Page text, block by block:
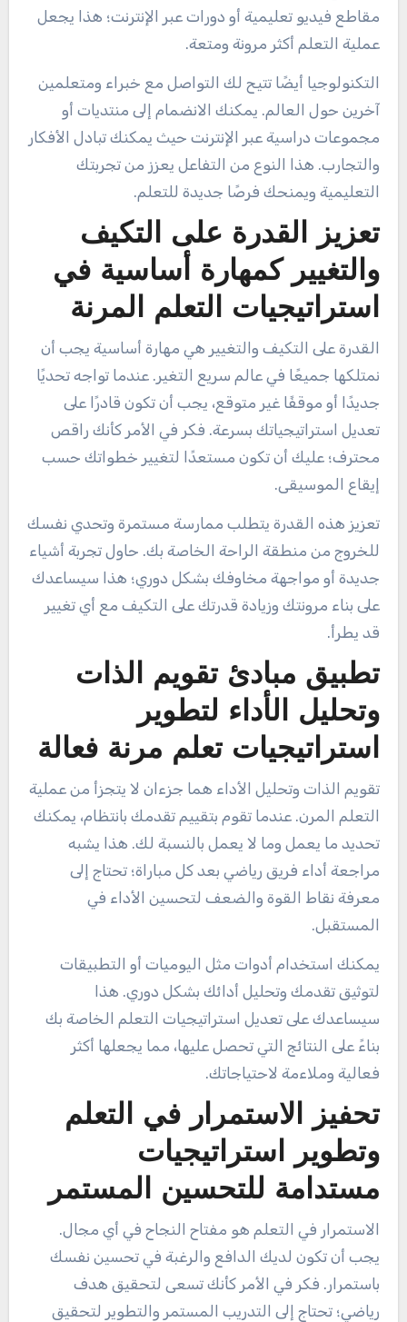
مقاطع فيديو تعليمية أو دورات عبر الإنترنت؛ هذا يجعل
عملية التعلم أكثر مرونة ومتعة.
التكنولوجيا أيضًا تتيح لك التواصل مع خبراء ومتعلمين
آخرين حول العالم. يمكنك الانضمام إلى منتديات أو
مجموعات دراسية عبر الإنترنت حيث يمكنك تبادل الأفكار
والتجارب. هذا النوع من التفاعل يعزز من تجربتك
التعليمية ويمنحك فرصًا جديدة للتعلم.
تعزيز القدرة على التكيف
والتغيير كمهارة أساسية في
استراتيجيات التعلم المرنة
القدرة على التكيف والتغيير هي مهارة أساسية يجب أن
نمتلكها جميعًا في عالم سريع التغير. عندما تواجه تحديًا
جديدًا أو موقفًا غير متوقع، يجب أن تكون قادرًا على
تعديل استراتيجياتك بسرعة. فكر في الأمر كأنك راقص
محترف؛ عليك أن تكون مستعدًا لتغيير خطواتك حسب
إيقاع الموسيقى.
تعزيز هذه القدرة يتطلب ممارسة مستمرة وتحدي نفسك
للخروج من منطقة الراحة الخاصة بك. حاول تجربة أشياء
جديدة أو مواجهة مخاوفك بشكل دوري؛ هذا سيساعدك
على بناء مرونتك وزيادة قدرتك على التكيف مع أي تغيير
قد يطرأ.
تطبيق مبادئ تقويم الذات
وتحليل الأداء لتطوير
استراتيجيات تعلم مرنة فعالة
تقويم الذات وتحليل الأداء هما جزءان لا يتجزأ من عملية
التعلم المرن. عندما تقوم بتقييم تقدمك بانتظام، يمكنك
تحديد ما يعمل وما لا يعمل بالنسبة لك. هذا يشبه
مراجعة أداء فريق رياضي بعد كل مباراة؛ تحتاج إلى
معرفة نقاط القوة والضعف لتحسين الأداء في
المستقبل.
يمكنك استخدام أدوات مثل اليوميات أو التطبيقات
لتوثيق تقدمك وتحليل أدائك بشكل دوري. هذا
سيساعدك على تعديل استراتيجيات التعلم الخاصة بك
بناءً على النتائج التي تحصل عليها، مما يجعلها أكثر
فعالية وملاءمة لاحتياجاتك.
تحفيز الاستمرار في التعلم
وتطوير استراتيجيات
مستدامة للتحسين المستمر
الاستمرار في التعلم هو مفتاح النجاح في أي مجال.
يجب أن تكون لديك الدافع والرغبة في تحسين نفسك
باستمرار. فكر في الأمر كأنك تسعى لتحقيق هدف
رياضي؛ تحتاج إلى التدريب المستمر والتطوير لتحقيق